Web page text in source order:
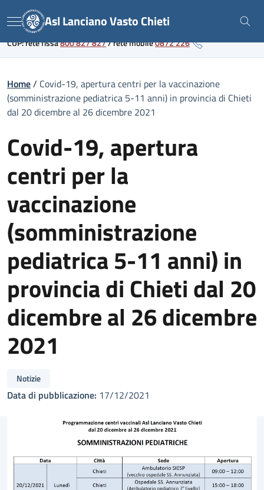
to
content
Link al portale sanitario regionale
Menu Asl Lanciano Vasto Chieti
CUP: rete fissa800 827 827/rete mobile0872 226
Home/ Covid-19, apertura centri per la vaccinazione
(somministrazione pediatrica 5-11 anni) in provincia di Chieti
dal 20 dicembre al 26 dicembre 2021
Covid-19, apertura
centri per la
vaccinazione
(somministrazione
pediatrica 5-11 anni) in
provincia di Chieti dal 20
dicembre al 26 dicembre
2021
Notizie
Data di pubblicazione: 17/12/2021